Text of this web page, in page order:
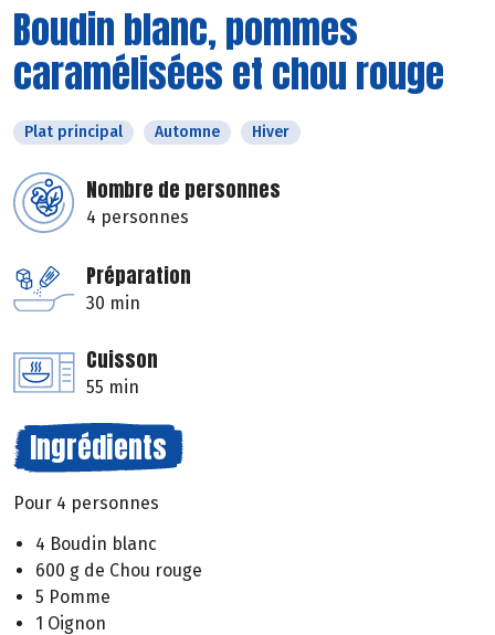
Boudin blanc, pommes
caramélisées et chou rouge
Plat principal Automne Hiver
Nombre de personnes
4 personnes
Préparation
30 min
Cuisson
55 min
Ingrédients
Pour 4 personnes
4 Boudin blanc
600 g de Chou rouge
5 Pomme
1 Oignon